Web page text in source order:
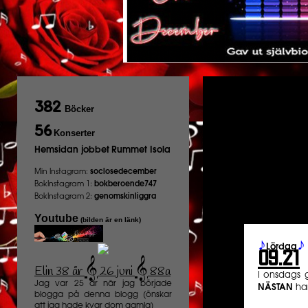
♪Lördag♪
09.21
I
NÄSTAN
382 Böcker
56 Konserter
Hemsidan jobbet Rummet Isola
Min Instagram: soclosedecember
BokInstagram 1: bokberoende747
BokInstagram 2: genomskinliggra
Youtube (bilden är en länk)
Elin 38 år𝄞26 juni𝄞88a
Jag var 25 år när jag började
blogga på denna blogg (önskar
att jag hade kvar dom gamla)